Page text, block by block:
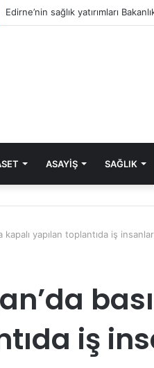
Edirne’nin sağlık yatırımları
ASAYIŞ SAĞLIK
kapalı yapılan toplantıda iş
iş